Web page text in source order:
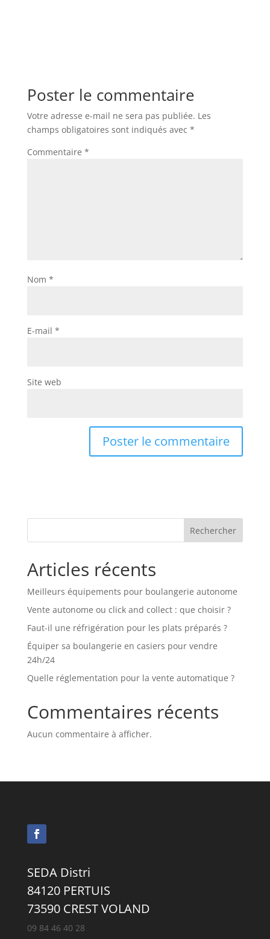
Poster le commentaire
Votre adresse e-mail ne sera pas publiée. Les
champs obligatoires sont indiqués avec *
Commentaire *
Nom *
E-mail *
Site web
Rechercher
Articles récents
Meilleurs équipements pour boulangerie autonome
Vente autonome ou click and collect : que choisir ?
Faut-il une réfrigération pour les plats préparés ?
Équiper sa boulangerie en casiers pour vendre
24h/24
Quelle réglementation pour la vente automatique ?
Commentaires récents
Aucun commentaire à afficher.
SEDA Distri
84120 PERTUIS
73590 CREST VOLAND
09 84 46 40 28